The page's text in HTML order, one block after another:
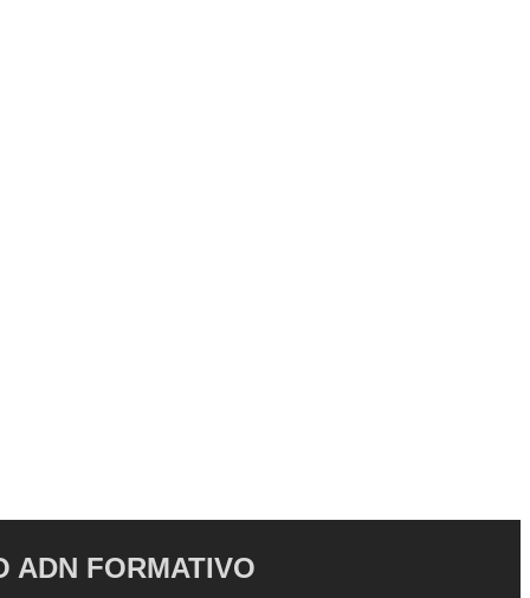
ADN FORMATIVO